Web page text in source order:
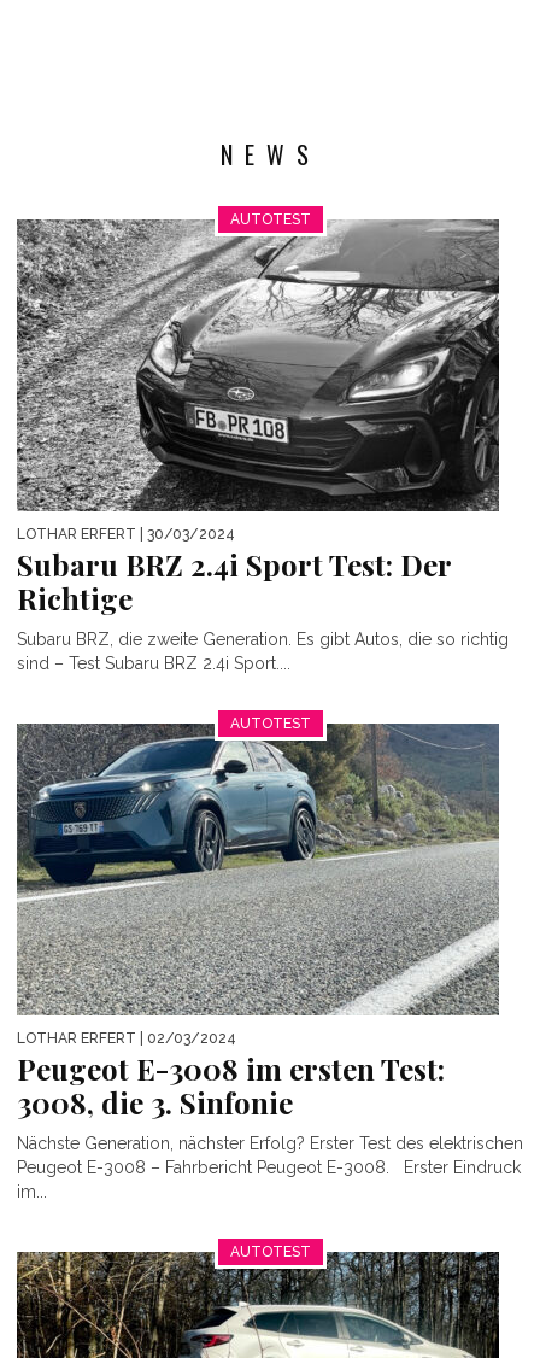
NEWS
AUTOTEST
LOTHAR ERFERT | 30/03/2024
Subaru BRZ 2.4i Sport Test: Der
Richtige
Subaru BRZ, die zweite Generation. Es gibt Autos, die so richtig
sind – Test Subaru BRZ 2.4i Sport....
AUTOTEST
LOTHAR ERFERT | 02/03/2024
Peugeot E-3008 im ersten Test:
3008, die 3. Sinfonie
Nächste Generation, nächster Erfolg? Erster Test des elektrischen
Peugeot E-3008 – Fahrbericht Peugeot E-3008. Erster Eindruck
im...
AUTOTEST